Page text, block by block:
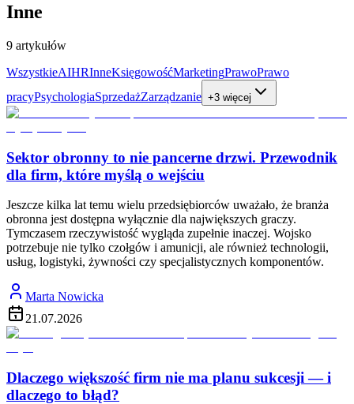
Inne
9 artykułów
WszystkieAIHRInneKsięgowośćMarketingPrawoPrawo
pracyPsychologiaSprzedażZarządzanie +3 więcej
Sektor obronny to nie pancerne drzwi. Przewodnik
dla firm, które myślą o wejściu
Jeszcze kilka lat temu wielu przedsiębiorców uważało, że branża
obronna jest dostępna wyłącznie dla największych graczy.
Tymczasem rzeczywistość wygląda zupełnie inaczej. Wojsko
potrzebuje nie tylko czołgów i amunicji, ale również technologii,
usług, logistyki, żywności czy specjalistycznych komponentów.
Marta Nowicka
21.07.2026
Dlaczego większość firm nie ma planu sukcesji — i
dlaczego to błąd?